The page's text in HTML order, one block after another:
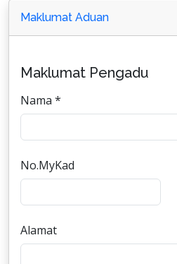
Maklumat Aduan
Maklumat Pengadu
Nama *
No.MyKad
Alamat